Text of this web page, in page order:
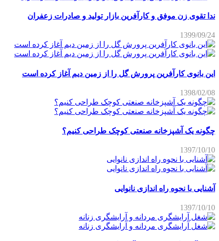
ندا تقوی زن موفق و کارآفرین بازار تولید و صادرات زعفران
1399/09/24
این بانوی کارآفرین پرورش گل را از زمین دیم آغاز کرده است
1398/02/08
چگونه یک آشپزخانه صنعتی کوچک طراحی کنیم؟
1397/10/10
آشنایی با نحوه راه اندازی نانوایی
1397/10/10